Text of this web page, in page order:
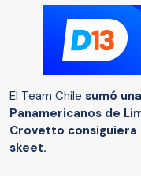
El Team Chile sumó
Panamericanos de
Crovetto
skeet.